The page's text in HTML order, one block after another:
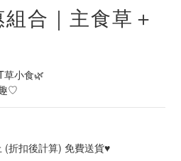
合｜主食草＋
草小食🌿
♡
(折扣後計算) 免費送貨♥